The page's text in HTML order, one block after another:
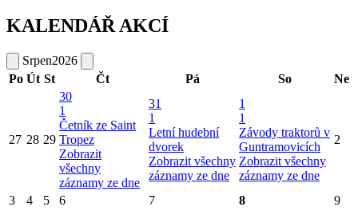
KALENDÁŘ AKCÍ
Srpen2026
Po Út St Čt Pá So Ne
27 28 29
30
1
Četník ze Saint
Tropez
Zobrazit
všechny
záznamy ze dne
31
1
Letní hudební
dvorek
Zobrazit všechny
záznamy ze dne
1
1
Závody traktorů v
Guntramovicích
Zobrazit všechny
záznamy ze dne
2
3 4 5 6 7 8 9